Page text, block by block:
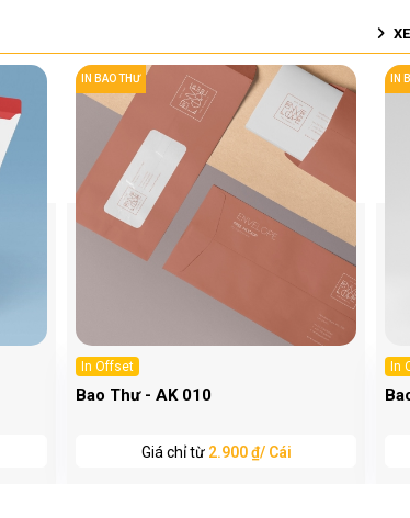
IN BAO THƯ
In Offset
Bao Thư - AK 010
Giá chỉ từ 2.900 ₫/ Cái
IN
In